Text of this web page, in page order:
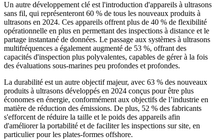
Un autre développement clé est l'introduction d'appareils à ultrasons
sans fil, qui représenteront 60 % de tous les nouveaux produits à
ultrasons en 2024. Ces appareils offrent plus de 40 % de flexibilité
opérationnelle en plus en permettant des inspections à distance et le
partage instantané de données. Le passage aux systèmes à ultrasons
multifréquences a également augmenté de 53 %, offrant des
capacités d'inspection plus polyvalentes, capables de gérer à la fois
des évaluations sous-marines peu profondes et profondes.
La durabilité est un autre objectif majeur, avec 63 % des nouveaux
produits à ultrasons développés en 2024 conçus pour être plus
économes en énergie, conformément aux objectifs de l’industrie en
matière de réduction des émissions. De plus, 52 % des fabricants
s'efforcent de réduire la taille et le poids des appareils afin
d'améliorer la portabilité et de faciliter les inspections sur site, en
particulier pour les plates-formes offshore.